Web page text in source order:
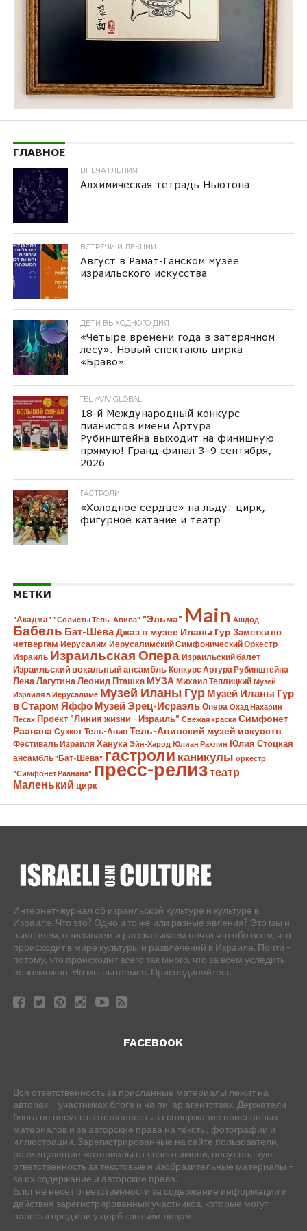
ГЛАВНОЕ
ВПЕЧАТЛЕНИЯ
Алхимическая тетрадь Ньютона
ВСТРЕЧИ И ЛЕКЦИИ
Август в Рамат-Ганском музее
израильского искусства
ДЕТИ ВЫХОДНОГО ДНЯ
«Четыре времени года в затерянном
лесу». Новый спектакль цирка
«Браво»
TEL AVIV GLOBAL
18-й Международный конкурс
пианистов имени Артура
Рубинштейна выходит на финишную
прямую! Гранд-финал 3–9 сентября,
2026
ГАСТРОЛИ
«Холодное сердце» на льду: цирк,
фигурное катание и театр
МЕТКИ
"Акадма" "Солисты Тель-Авива" "Эльма" Main Ашдод
Бабель Бат-ШеваДжаз в музее Иланы Гур Заметки по
четвергам Иерусалим Иерусалимский Симфонический Оркестр
Израиль Израильская Опера Израильский балет
Израильский вокальный ансамбль Конкурс Артура Рубинштейна
Лена Лагутина Леонид Пташка МУЗА Михаил Теплицкий Музей
Израиля в Иерусалиме Музей Иланы Гур Музей Иланы Гур
в Старом Яффо Музей Эрец-Исраэль Опера Охад Нахарин
Песах Проект "Линия жизни - Израиль" Свежая краска Симфонет
Раанана Суккот Тель-Авив Тель-Авивский музей искусств
Фестиваль Израиля Ханука Эйн-Харод Юлиан Рахлин Юлия Стоцкая
ансамбль "Бат-Шева" гастроли каникулы оркестр
"Симфонет Раанана" пресс-релизтеатр
Маленький цирк
Интернет-журнал об израильской культуре и культуре в
Израиле. Что это? Одно и то же или разные явления? Это мы и
выясняем, описываем и рассказываем почти что обо всем, что
происходит в мире культуры и развлечений в Израиле. Почти -
потому, что происходит всего так много, что за всем уследить
невозможно. Но мы пытаемся. Присоединяйтесь.
FACEBOOK
Вся ответственность за присланные материалы лежит на
авторах – участниках блога и на пи-ар агентствах. Держатели
блога не несут ответственность за содержание присланных
материалов и за авторские права на тексты, фотографии и
иллюстрации. Зарегистрированные на сайте пользователи,
размещающие материалы от своего имени, несут полную
ответственность за текстовые и изобразительные материалы –
за их содержание и авторские права.
Блог не несет ответственности за содержание информации и
действия зарегистрированных участников, которые могут
нанести вред или ущерб третьим лицам.